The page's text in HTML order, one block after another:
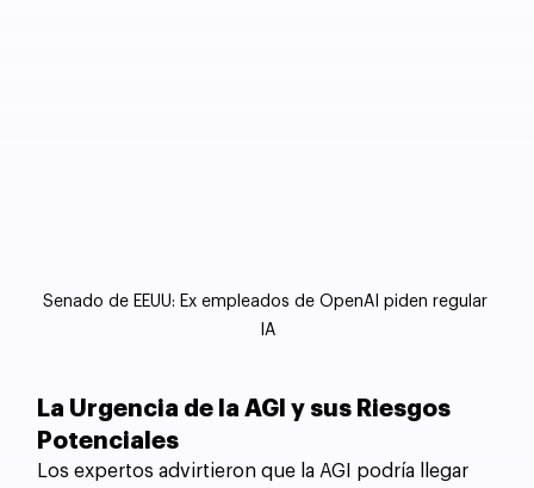
Senado de EEUU: Ex empleados de OpenAI piden regular
IA
La Urgencia de la AGI y sus Riesgos
Potenciales
Los expertos advirtieron que la AGI podría llegar